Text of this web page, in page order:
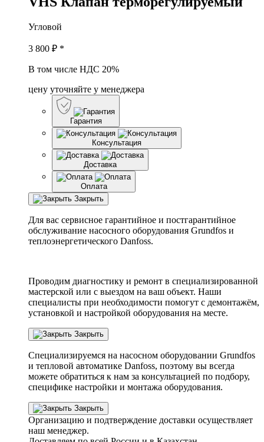
Угловой
3 800 ₽ *
В том числе НДС 20%
цену уточняйте у менеджера
Гарантия
Консультация
Доставка
Оплата
Закрыть
Для вас сервисное гарантийное и постгарантийное
обслуживание насосного оборудования Grundfos и
теплоэнергетического Danfoss.
Проводим диагностику и ремонт в специализированной
мастерской или с выездом на ваш объект. Наши
специалисты при необходимости помогут с демонтажём,
установкой и настройкой оборудования на месте.
Закрыть
Специализируемся на насосном оборудовании Grundfos
и тепловой автоматике Danfoss, поэтому вы всегда
можете обратиться к нам за консультацией по подбору,
специфике настройки и монтажа оборудования.
Закрыть
Организацию и подтверждение доставки осуществляет
наш менеджер.